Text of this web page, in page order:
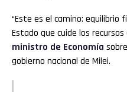
“Este es el camino: equilibrio
Estado que cuide los
ministro de Economía
gobierno nacional de Milei.